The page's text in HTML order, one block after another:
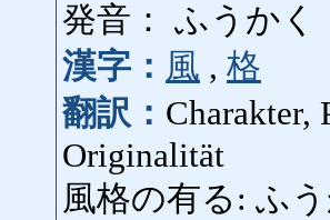
発音： ふうかく
漢字： 風 , 格
翻訳： Charakter,
Originalität
風格の有る: ふ